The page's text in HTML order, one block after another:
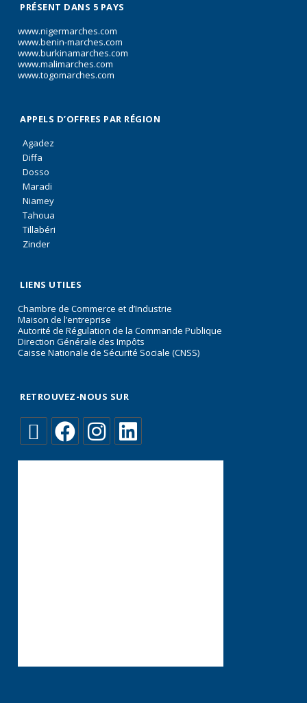
PRÉSENT DANS 5 PAYS
www.nigermarches.com
www.benin-marches.com
www.burkinamarches.com
www.malimarches.com
www.togomarches.com
APPELS D’OFFRES PAR RÉGION
Agadez
Diffa
Dosso
Maradi
Niamey
Tahoua
Tillabéri
Zinder
LIENS UTILES
Chambre de Commerce et d’Industrie
Maison de l’entreprise
Autorité de Régulation de la Commande Publique
Direction Générale des Impôts
Caisse Nationale de Sécurité Sociale (CNSS)
RETROUVEZ-NOUS SUR